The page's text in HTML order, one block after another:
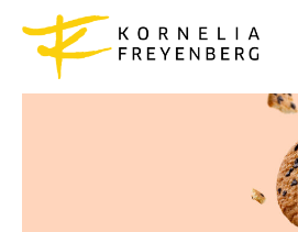
Inhalt
springen
Sucht- und